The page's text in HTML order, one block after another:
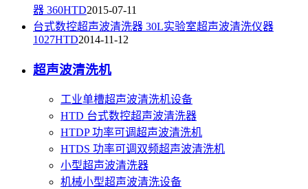
器 360HTD2015-07-11
台式数控超声波清洗器 30L实验室超声波清洗仪器
1027HTD2014-11-12
超声波清洗机
工业单槽超声波清洗机设备
HTD 台式数控超声波清洗器
HTDP 功率可调超声波清洗机
HTDS 功率可调双频超声波清洗机
小型超声波清洗器
机械小型超声波清洗设备